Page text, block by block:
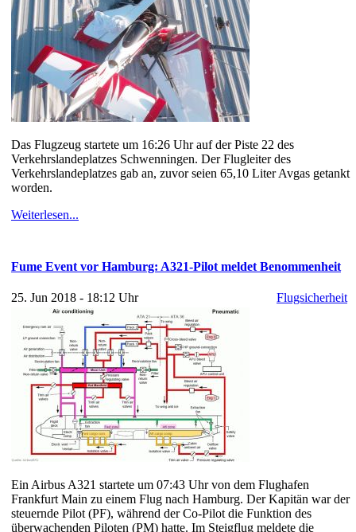
Das Flugzeug startete um 16:26 Uhr auf der Piste 22 des
Verkehrslandeplatzes Schwenningen. Der Flugleiter des
Verkehrslandeplatzes gab an, zuvor seien 65,10 Liter Avgas getankt
worden.
Weiterlesen...
Fume Event vor Hamburg: A321-Pilot meldet Benommenheit
25. Jun 2018 - 18:12 Uhr Flugsicherheit
Ein Airbus A321 startete um 07:43 Uhr von dem Flughafen
Frankfurt Main zu einem Flug nach Hamburg. Der Kapitän war der
steuernde Pilot (PF), während der Co-Pilot die Funktion des
überwachenden Piloten (PM) hatte. Im Steigflug meldete die